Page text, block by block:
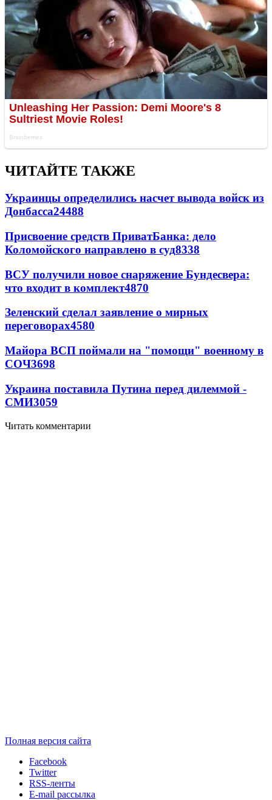
ЧИТАЙТЕ ТАКЖЕ
Украинцы определились насчет вывода войск из
Донбасса24488
Присвоение средств ПриватБанка: дело
Коломойского направлено в суд8338
ВСУ получили новое снаряжение Бундесвера:
что входит в комплект4870
Зеленский сделал заявление о мирных
переговорах4580
Майора ВСП поймали на "помощи" военному в
СОЧ3698
Украина поставила Путина перед дилеммой -
СМИ3059
Читать комментарии
Полная версия сайта
Facebook
Twitter
RSS-ленты
E-mail рассылка